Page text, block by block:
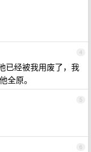
4
已经被我用废了，我
全原。
5
6